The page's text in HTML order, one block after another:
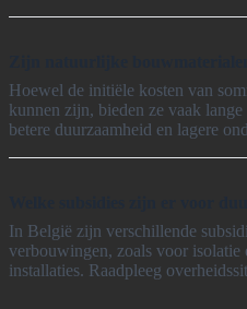
Hoewel de initiële kosten van
kunnen zijn, bieden ze vaak
betere duurzaamheid en lagere
In België zijn verschillende
verbouwingen, zoals voor isolatie
installaties. Raadpleeg